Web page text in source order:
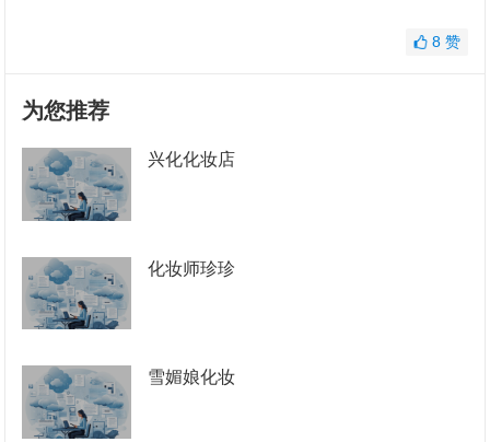
8 赞
为您推荐
兴化化妆店
化妆师珍珍
雪媚娘化妆